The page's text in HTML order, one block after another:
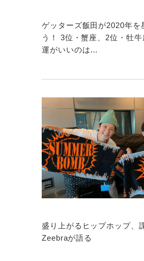
ゲッターズ飯田が2020年を
う！ 3位・蟹座、2位・牡
運がいいのは…
盛り上がるヒップホップ、
Zeebraが語る